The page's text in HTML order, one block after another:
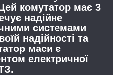
комутатор має 3
надійне
системами
надійності та
маси є
електричної